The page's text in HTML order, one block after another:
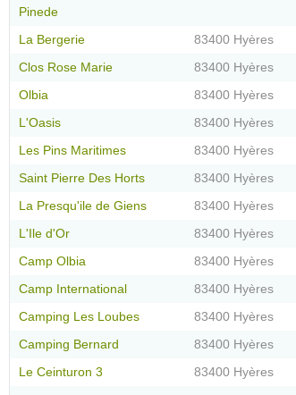
Pinede
La Bergerie 83400 Hyères
Clos Rose Marie 83400 Hyères
Olbia 83400 Hyères
L'Oasis 83400 Hyères
Les Pins Maritimes 83400 Hyères
Saint Pierre Des Horts 83400 Hyères
La Presqu'ile de Giens 83400 Hyères
L'Ile d'Or 83400 Hyères
Camp Olbia 83400 Hyères
Camp International 83400 Hyères
Camping Les Loubes 83400 Hyères
Camping Bernard 83400 Hyères
Le Ceinturon 3 83400 Hyères